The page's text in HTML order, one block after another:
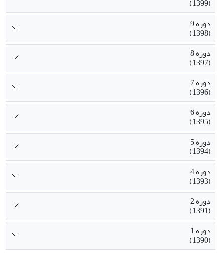
(1399)
دوره 9
(1398)
دوره 8
(1397)
دوره 7
(1396)
دوره 6
(1395)
دوره 5
(1394)
دوره 4
(1393)
دوره 2
(1391)
دوره 1
(1390)